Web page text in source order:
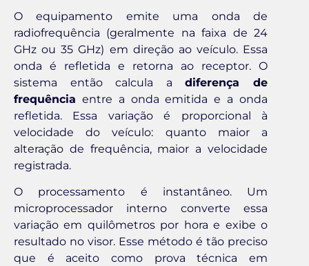
O equipamento emite uma onda de
radiofrequência (geralmente na faixa de 24
GHz ou 35 GHz) em direção ao veículo. Essa
onda é refletida e retorna ao receptor. O
sistema então calcula adiferença de
frequência entre a onda emitida e a onda
refletida. Essa variação é proporcional à
velocidade do veículo: quanto maior a
alteração de frequência, maior a velocidade
registrada.
O processamento é instantâneo. Um
microprocessador interno converte essa
variação em quilômetros por hora e exibe o
resultado no visor. Esse método é tão preciso
que é aceito como prova técnica em